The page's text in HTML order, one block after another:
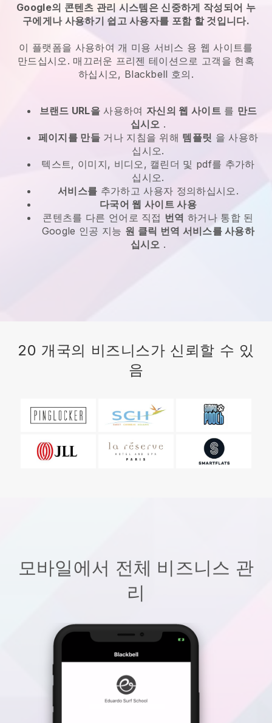
Google의 콘텐츠 관리 시스템은 신중하게 작성되어 누
구에게나 사용하기 쉽고 사용자를 포함 할 것입니다.
이 플랫폼을 사용하여 개 미용 서비스 용 웹 사이트를
만드십시오. 매끄러운 프리젠 테이션으로 고객을 현혹
하십시오, Blackbell 호의.
브랜드 URL을 사용하여 자신의 웹 사이트를 만드
십시오 .
페이지를 만들거나 지침을 위해 템플릿 을 사용하
십시오.
텍스트, 이미지, 비디오, 캘린더 및 pdf를 추가하
십시오.
서비스를 추가하고 사용자 정의하십시오.
다국어 웹 사이트 사용
콘텐츠를 다른 언어로 직접 번역 하거나 통합 된
Google 인공 지능 원 클릭 번역 서비스를 사용하
십시오 .
20 개국의 비즈니스가 신뢰할 수 있
음
모바일에서 전체 비즈니스 관
리